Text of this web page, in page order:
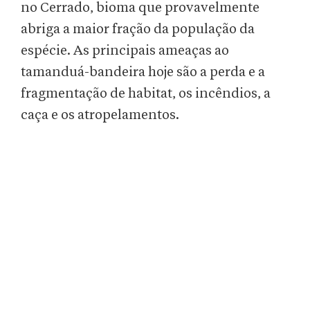
no Cerrado, bioma que provavelmente
abriga a maior fração da população da
espécie. As principais ameaças ao
tamanduá-bandeira hoje são a perda e a
fragmentação de habitat, os incêndios, a
caça e os atropelamentos.